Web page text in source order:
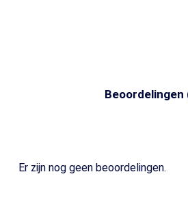
Beoordelingen
Er zijn nog geen beoordelingen.